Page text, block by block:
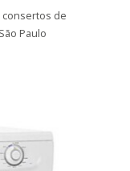
consertos de
Paulo